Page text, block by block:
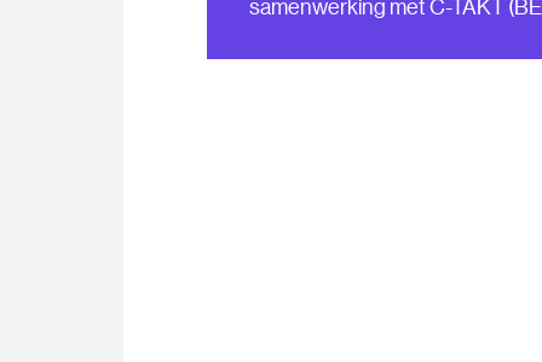
samenwerking met C-TAKT